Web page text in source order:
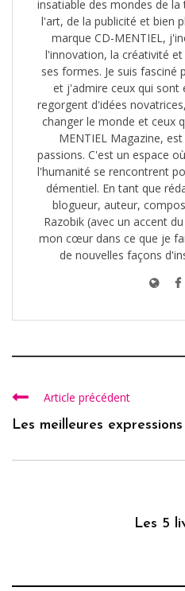
insatiable des mondes de
l'art, de la publicité et bien
marque CD-MENTIEL,
l'innovation, la créativité
ses formes. Je suis fasciné
et j'admire ceux qui sont
regorgent d'idées
changer le monde et ceux
MENTIEL Magazine,
passions. C'est un espace
l'humanité se rencontrent
démentiel. En tant que
blogueur, auteur,
Razobik (avec un accent
mon cœur dans ce que je
de nouvelles façons
Article précédent
Les meilleures
Les 5